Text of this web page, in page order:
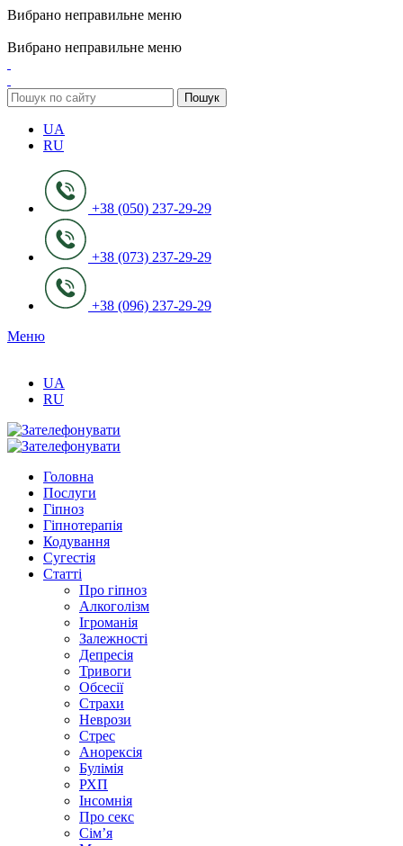
Вибрано неправильне меню
Вибрано неправильне меню
Пошук
UA
RU
+38 (050) 237-29-29
+38 (073) 237-29-29
+38 (096) 237-29-29
Меню
UA
RU
Головна
Послуги
Гіпноз
Гіпнотерапія
Кодування
Сугестія
Статті
Про гіпноз
Алкоголізм
Ігроманія
Залежності
Депресія
Тривоги
Обсесії
Страхи
Неврози
Стрес
Анорексія
Булімія
РХП
Інсомнія
Про секс
Сім’я